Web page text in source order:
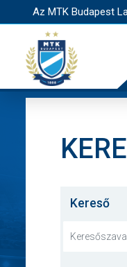
Az MTK Budapest
Kereső